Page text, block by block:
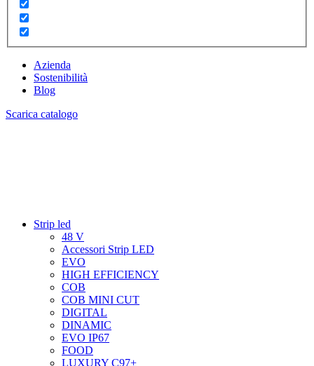
Azienda
Sostenibilità
Blog
Scarica catalogo
Strip led
48 V
Accessori Strip LED
EVO
HIGH EFFICIENCY
COB
COB MINI CUT
DIGITAL
DINAMIC
EVO IP67
FOOD
LUXURY C97+